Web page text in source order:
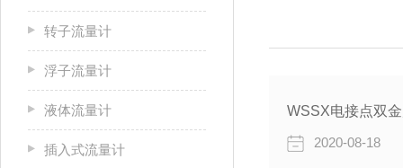
转子流量计
浮子流量计
液体流量计
插入式流量计
WSSX电接点双
2020-08-18